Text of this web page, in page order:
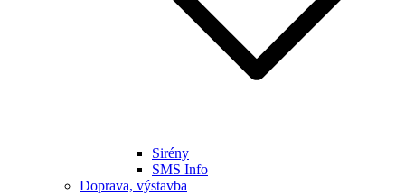
Sirény
SMS Info
Doprava, výstavba